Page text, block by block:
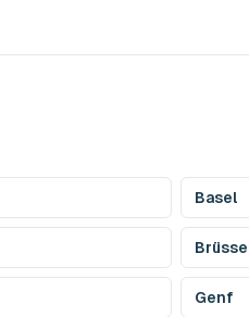
Basel
Genf